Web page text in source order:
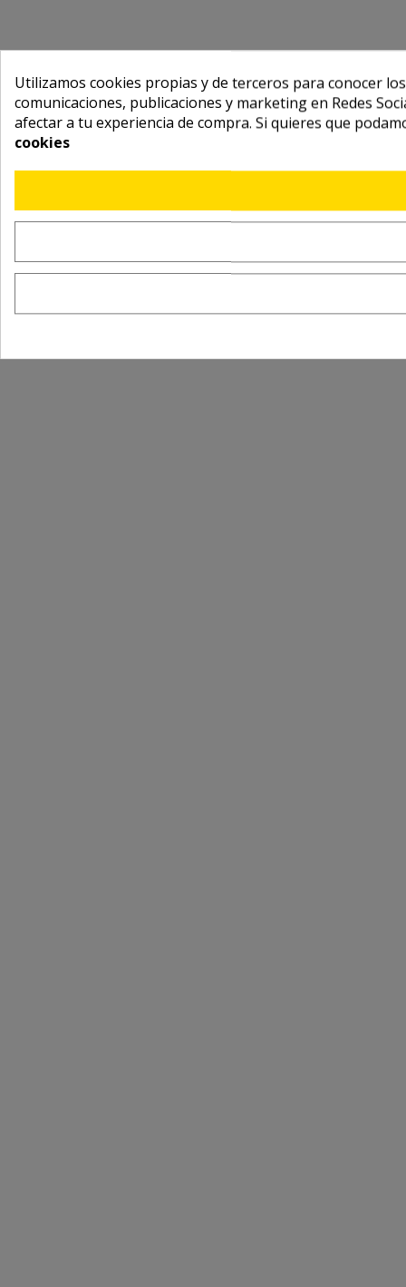
Utilizamos cookies propias y de terceros para conocer
comunicaciones, publicaciones y marketing en Redes
afectar a tu experiencia de compra. Si quieres que
cookies